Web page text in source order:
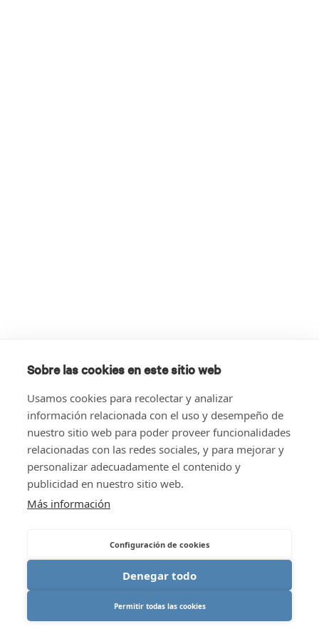
Sobre las cookies en este sitio web
Usamos cookies para recolectar y analizar
información relacionada con el uso y desempeño de
nuestro sitio web para poder proveer funcionalidades
relacionadas con las redes sociales, y para mejorar y
personalizar adecuadamente el contenido y
publicidad en nuestro sitio web.
Más información
Configuración de cookies
Denegar todo
Permitir todas las cookies